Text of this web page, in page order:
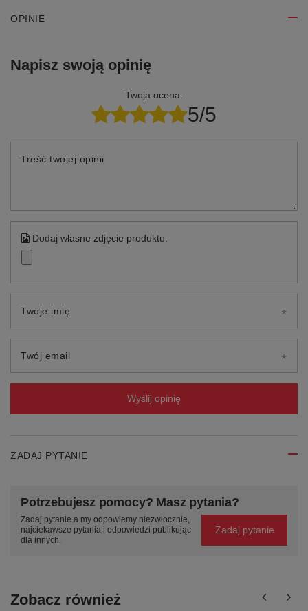
OPINIE
Napisz swoją opinię
Twoja ocena:
5/5
Treść twojej opinii
Dodaj własne zdjęcie produktu:
Twoje imię
Twój email
Wyślij opinię
ZADAJ PYTANIE
Potrzebujesz pomocy? Masz pytania?
Zadaj pytanie a my odpowiemy niezwłocznie,
najciekawsze pytania i odpowiedzi publikując
dla innych.
Zadaj pytanie
Zobacz również